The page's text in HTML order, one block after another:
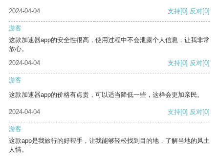
2024-04-04 支持[0] 反对[0]
游客
这款加速器app的安全性很高，使用过程中不会泄露个人信息，让我非常
放心。
2024-04-04
支持[0] 反对[0]
游客
这款加速器app的价格有点贵，可以适当降低一些，这样会更加亲民。
2024-04-04 支持[0] 反对[0]
游客
这款app是我旅行的好帮手，让我能够轻松找到目的地，了解当地的风土
人情。